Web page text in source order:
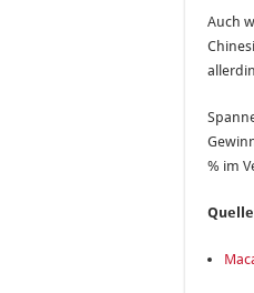
Auch
% im